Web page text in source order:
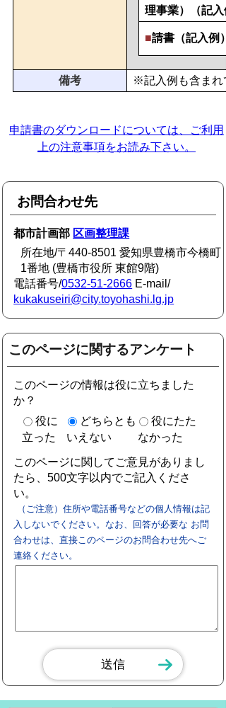
理事業）（記入
■請書 （記入例）
備考 ※記入例も含まれ
申請書のダウンロードについては、ご利用
上の注意事項をお読み下さい。
お問合わせ先
都市計画部 区画整理課
所在地/〒440-8501 愛知県豊橋市今橋町
1番地 (豊橋市役所 東館9階)
電話番号/0532-51-2666 E-mail/
kukakuseiri@city.toyohashi.lg.jp
このページに関するアンケート
このページの情報は役に立ちました
か？
役に
立った
どちらとも
いえない
役にたた
なかった
このページに関してご意見がありまし
たら、500文字以内でご記入くださ
い。
（ご注意）住所や電話番号などの個人情報は記
入しないでください。なお、回答が必要な お問
合わせは、直接このページのお問合わせ先へご
連絡ください。